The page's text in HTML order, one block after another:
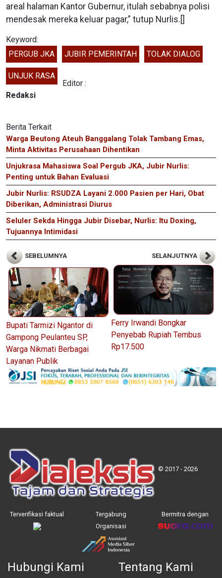
areal halaman Kantor Gubernur, itulah sebabnya polisi
mendesak mereka keluar pagar,” tutup Nurlis.[]
Keyword:
PERGUB JKA
JUBIR PEMERINTAH TOLAK DIALOG
UNJUK RASA
Editor :
Redaksi
Berita Terkait
Warga Beutong Ateuh Banggalang Tolak Tambang Emas,
Minta Aktivitas Perusahaan Dihentikan
Unjukrasa Mahasiswa Soal Pergub JKA, Jubir Nurlis:
Penting untuk Bahan Evaluasi
Jubir Nurlis: RSUDZA Layani 2.000 Pasien per Hari, Obat
Diberikan, Administrasi Diurus
Seluler Sekda Hingga Jubir Disebar, Nurlis: Itu Doxing,
Tujuannya Intimidasi
SEBELUMNYA
Bupati Tarmizi Ngantor di
Gampong Peulanteu SP,
Warga Nikmati Berbagai
Layanan Publik
SELANJUTNYA
Ferry Irwandi Bongkar
Penyebab Rupiah Tembus
Rp17.500
© 2017 - 2026
Terverifikasi faktual
Tergabung
Organisasi
Bermitra dengan
Hubungi Kami Tentang Kami